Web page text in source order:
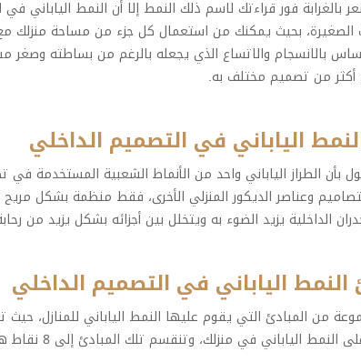
فور قراءتك لاسم ذلك النمط إلا أن النمط الياباني
الصغيرة، بحيث يمكنك من استعمال كل جزء من مساحة منزلك
بالانسجام والاتساع الذي يجعله بالرغم من بساطته وصغر
أكثر من تصميم مختلف به.
الياباني في التصميم الداخلي
بأن الطراز الياباني واحد من الأنماط الشعبية المستخدمة
وعناصر الديكور المنزلي الأخرى، فقط منظمة بشكل
الداخلية يزيد الضوء به ويتخلل بين أجزائه بشكل يزيد من
النمط الياباني في التصميم الداخلي
من المبادئ التي يقوم عليها النمط الياباني للمنازل،
الياباني في منزلك، وتنقسم تلك المبادئ إلى 8 نقاط هامة، وهي: